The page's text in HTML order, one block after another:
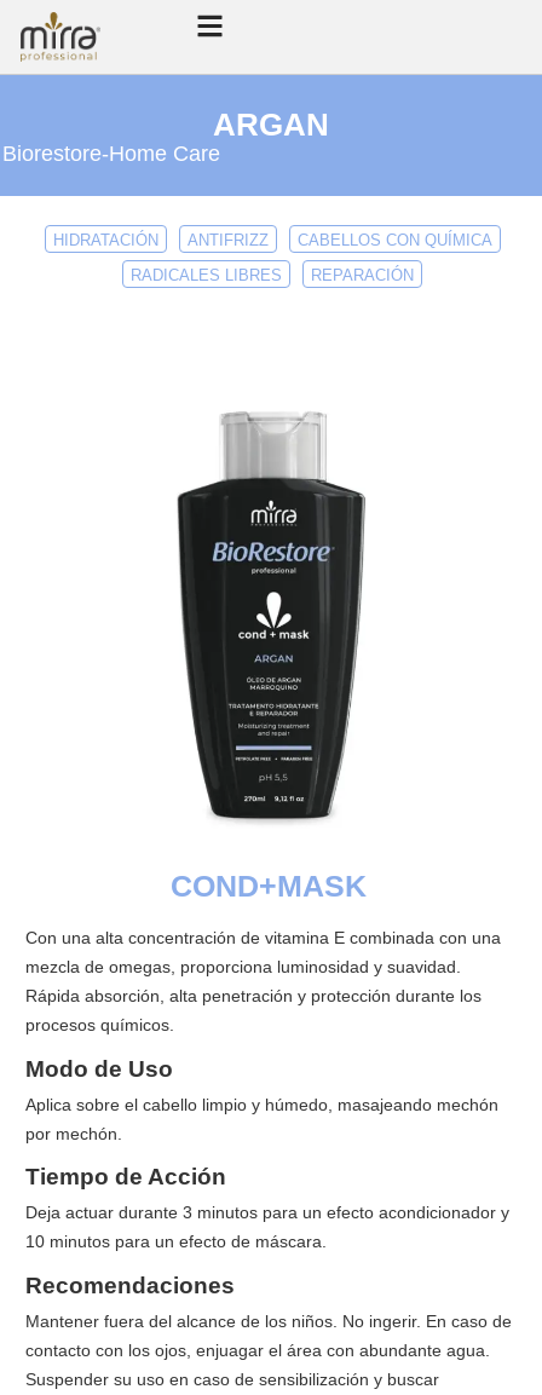
ARGAN
Biorestore-Home Care
HIDRATACIÓN ANTIFRIZZ
CABELLOS CON QUÍMICA
RADICALES LIBRES
REPARACIÓN
COND+MASK
Con una alta concentración de vitamina E combinada con una
mezcla de omegas, proporciona luminosidad y suavidad.
Rápida absorción, alta penetración y protección durante los
procesos químicos.
Modo de Uso
Aplica sobre el cabello limpio y húmedo, masajeando mechón
por mechón.
Tiempo de Acción
Deja actuar durante 3 minutos para un efecto acondicionador y
10 minutos para un efecto de máscara.
Recomendaciones
Mantener fuera del alcance de los niños. No ingerir. En caso de
contacto con los ojos, enjuagar el área con abundante agua.
Suspender su uso en caso de sensibilización y buscar